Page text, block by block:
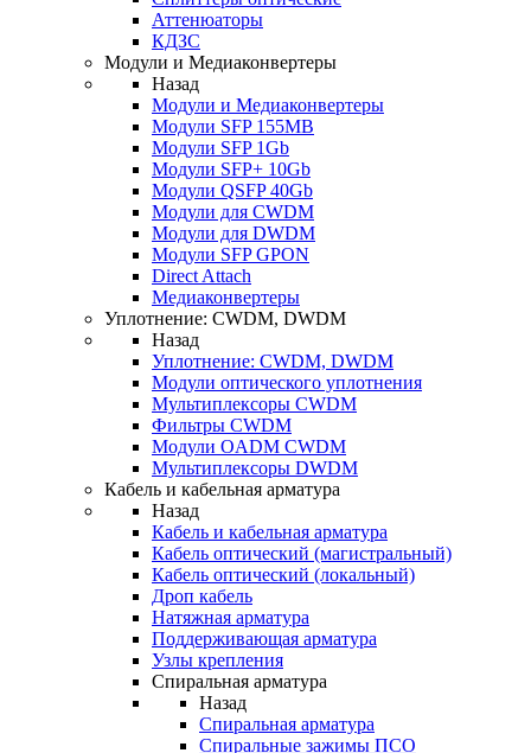
Аттенюаторы
КДЗС
Модули и Медиаконвертеры
Назад
Модули и Медиаконвертеры
Модули SFP 155MB
Модули SFP 1Gb
Модули SFP+ 10Gb
Модули QSFP 40Gb
Модули для CWDM
Модули для DWDM
Модули SFP GPON
Direct Attach
Медиаконвертеры
Уплотнение: CWDM, DWDM
Назад
Уплотнение: CWDM, DWDM
Модули оптического уплотнения
Мультиплексоры CWDM
Фильтры CWDM
Модули OADM CWDM
Мультиплексоры DWDM
Кабель и кабельная арматура
Назад
Кабель и кабельная арматура
Кабель оптический (магистральный)
Кабель оптический (локальный)
Дроп кабель
Натяжная арматура
Поддерживающая арматура
Узлы крепления
Спиральная арматура
Назад
Спиральная арматура
Спиральные зажимы ПСО